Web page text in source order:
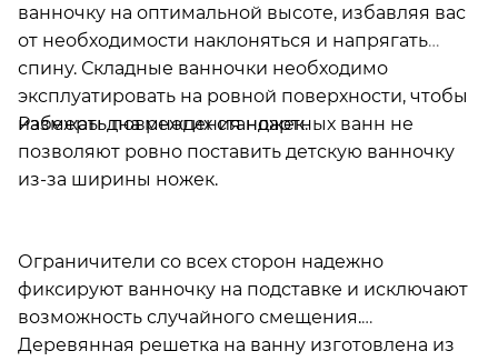
ванночку на оптимальной высоте, избавляя вас
от необходимости наклоняться и напрягать
спину. Складные ванночки необходимо
эксплуатировать на ровной поверхности, чтобы
избежать повреждения ножек.
Размеры дна многих стандартных ванн не
позволяют ровно поставить детскую ванночку
из-за ширины ножек.
Ограничители со всех сторон надежно
фиксируют ванночку на подставке и исключают
возможность случайного смещения.
Деревянная решетка на ванну изготовлена из